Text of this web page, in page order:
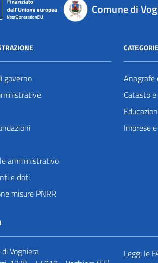
Comune di
governo
amministrativo
e dati
misure PNRR
Anagrafe
Catasto
Imprese
Voghiera
Leggi le